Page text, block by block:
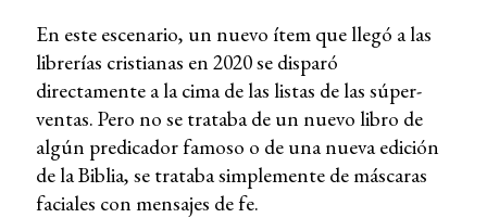
En este escenario, un nuevo ítem que llegó a las
librerías cristianas en 2020 se disparó
directamente a la cima de las listas de las súper-
ventas. Pero no se trataba de un nuevo libro de
algún predicador famoso o de una nueva edición
de la Biblia, se trataba simplemente de máscaras
faciales con mensajes de fe.